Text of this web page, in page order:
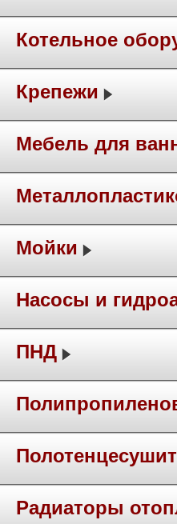
Котельное
Крепежи
Мебель для
Мойки
Насосы и
ПНД
Радиаторы